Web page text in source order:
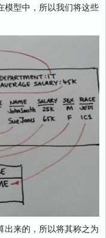
型中，所以我们将这些
来的，所以将其称之为